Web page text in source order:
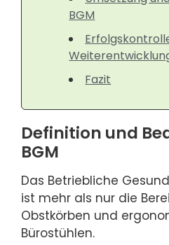
BGM
Fazit
Definition und
BGM
Das Betriebliche
ist mehr als nur die
Obstkörben und
Bürostühlen.